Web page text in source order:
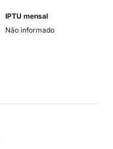
IPTU mensal
Não informado